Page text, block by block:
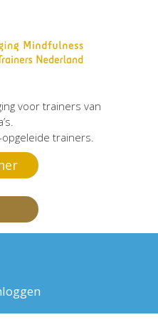
voor trainers van
opgeleide trainers.